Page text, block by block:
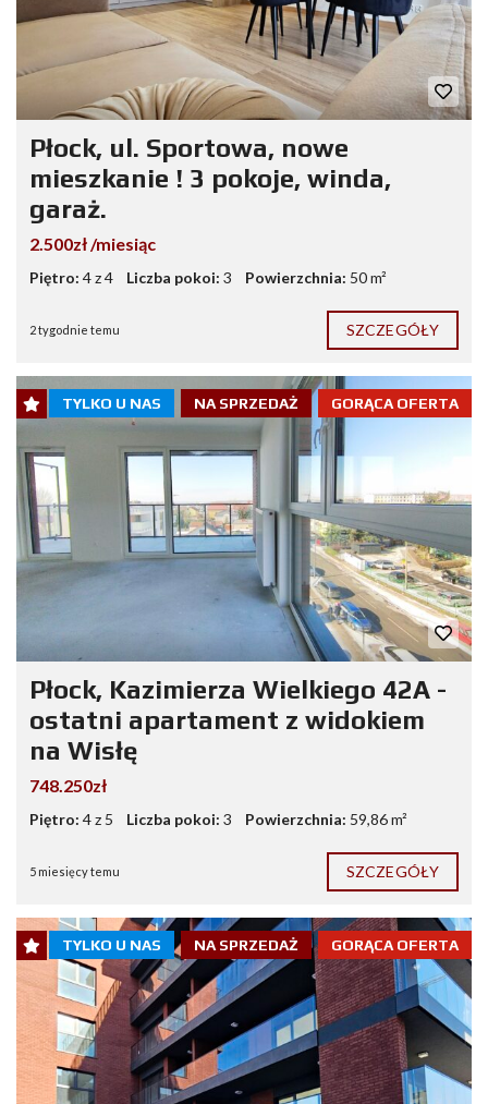
Płock, ul. Sportowa, nowe
mieszkanie ! 3 pokoje, winda,
garaż.
2.500zł /miesiąc
Piętro: 4 z 4 Liczba pokoi: 3 Powierzchnia: 50 m²
2 tygodnie temu SZCZEGÓŁY
GORĄCA OFERTA
NA SPRZEDAŻ
TYLKO U NAS
Płock, Kazimierza Wielkiego 42A -
ostatni apartament z widokiem
na Wisłę
748.250zł
Piętro: 4 z 5 Liczba pokoi: 3 Powierzchnia: 59,86 m²
5 miesięcy temu SZCZEGÓŁY
GORĄCA OFERTA
NA SPRZEDAŻ
TYLKO U NAS